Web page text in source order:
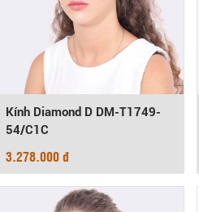
Kính Diamond D DM-T1749-
54/C1C
3.278.000 đ